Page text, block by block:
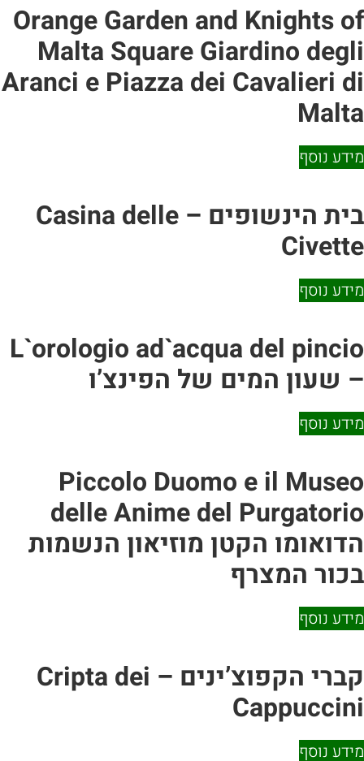
Orange Garden and
Malta Square Giardino
Aranci e Piazza dei
נוסף
בית הינשופים – Casina delle
נוסף
L`orologio ad`acqua del
המים של הפינצ’ו
נוסף
Piccolo Duomo e il
delle Anime del
הקטן מוזיאון הנשמות
המצרף
נוסף
קברי הקפוצ’ינים – Cripta dei
נוסף